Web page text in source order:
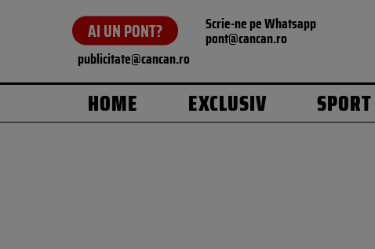
AI UN PONT? Scrie-ne pe Whatsapp
pont@cancan.ro
publicitate@cancan.ro
HOME EXCLUSIV SPORT